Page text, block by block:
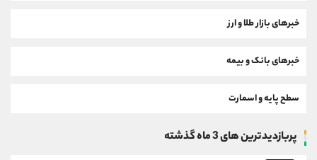
خبرهای بازار طلا و ارز
خبرهای بانک و بیمه
سطح پایه و اسمارت
پربازدیدترین های 3 ماه گذشته